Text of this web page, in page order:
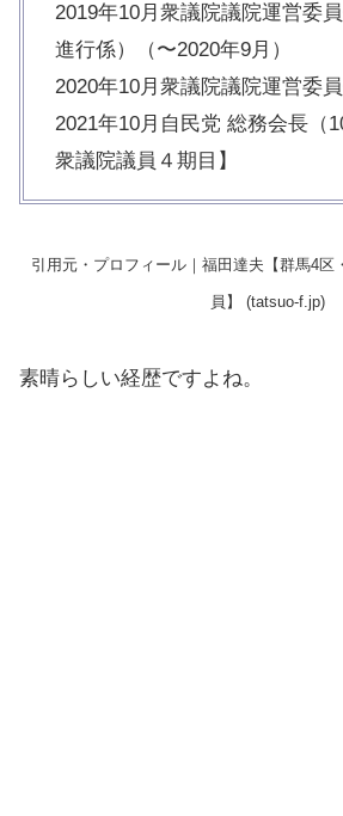
2019年10月衆議院議院運営委
進行係）（〜2020年9月）
2020年10月衆議院議院運営委
2021年10月自民党 総務会長（
衆議院議員４期目】
引用元・プロフィール｜福田達夫【群馬4区
員】 (tatsuo-f.jp)
素晴らしい経歴ですよね。